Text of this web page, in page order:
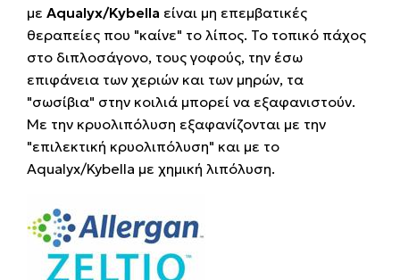
με Aqualyx/Kybella είναι μη επεμβατικές
θεραπείες που "καίνε" το λίπος. Το τοπικό πάχος
στο διπλοσάγονο, τους γοφούς, την έσω
επιφάνεια των χεριών και των μηρών, τα
"σωσίβια" στην κοιλιά μπορεί να εξαφανιστούν.
Με την κρυολιπόλυση εξαφανίζονται με την
"επιλεκτική κρυολιπόλυση" και με το
Aqualyx/Kybella με χημική λιπόλυση.